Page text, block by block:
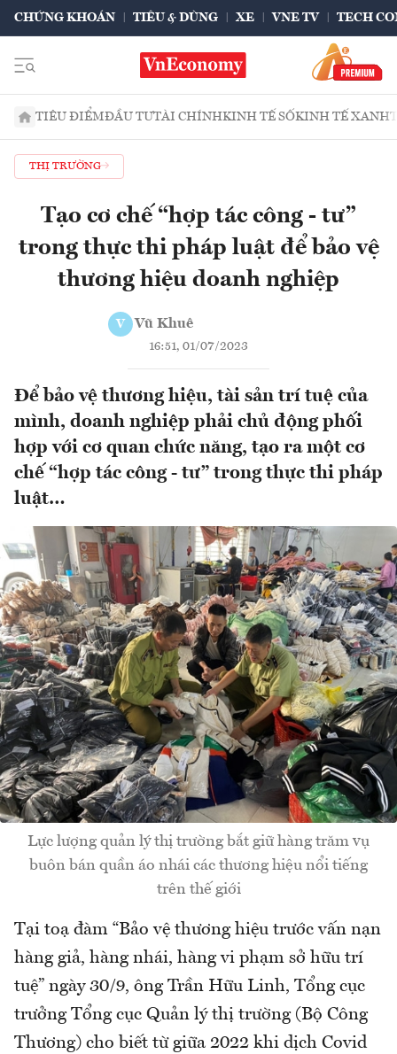
CHỨNG KHOÁN TIÊU & DÙNG XE VNE TV TECH
TIÊU ĐIỂMĐẦU TƯTÀI CHÍNHKINH TẾ SỐKINH TẾ XANH
THỊ TRƯỜNG
Tạo cơ chế “hợp tác công - tư”
trong thực thi pháp luật để bảo vệ
thương hiệu doanh nghiệp
V Vũ Khuê
16:51, 01/07/2023
Để bảo vệ thương hiệu, tài sản trí tuệ của
mình, doanh nghiệp phải chủ động phối
hợp với cơ quan chức năng, tạo ra một cơ
chế “hợp tác công - tư” trong thực thi pháp
luật…
Lực lượng quản lý thị trường bắt giữ hàng trăm vụ
buôn bán quần áo nhái các thương hiệu nổi tiếng
trên thế giới
Tại toạ đàm “Bảo vệ thương hiệu trước vấn nạn
hàng giả, hàng nhái, hàng vi phạm sở hữu trí
tuệ” ngày 30/9, ông Trần Hữu Linh, Tổng cục
trưởng Tổng cục Quản lý thị trường (Bộ Công
Thương) cho biết từ giữa 2022 khi dịch Covid